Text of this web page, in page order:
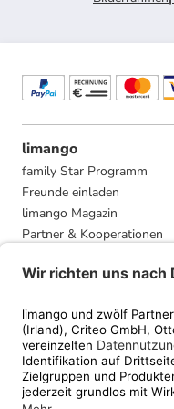
limango
family Star Programm
Freunde einladen
limango Magazin
Partner & Kooperationen
Presse